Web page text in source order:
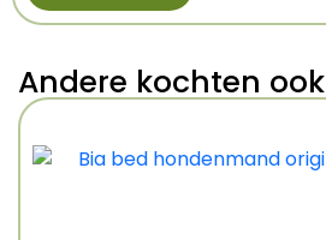
Andere kochten ook